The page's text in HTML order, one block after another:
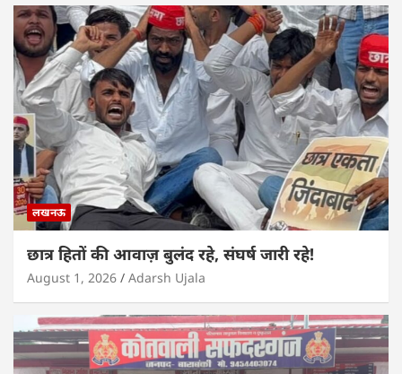
लखनऊ
छात्र हितों की आवाज़ बुलंद रहे, संघर्ष जारी रहे!
August 1, 2026 Adarsh Ujala